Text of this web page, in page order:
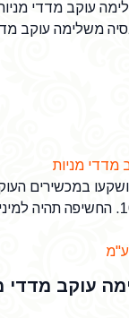
משלימה עוקב
מדדי מניות
במכשירים
עוקב מדדי